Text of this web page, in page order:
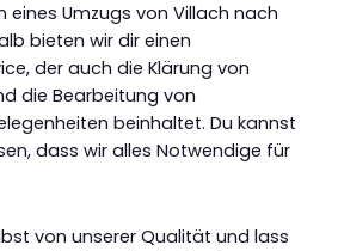
eines Umzugs von Villach nach
bieten wir dir einen
der auch die Klärung von
die Bearbeitung von
beinhaltet. Du kannst
dass wir alles Notwendige für
von unserer Qualität und lass